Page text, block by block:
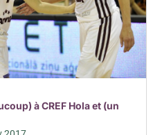
à CREF Hola et (un